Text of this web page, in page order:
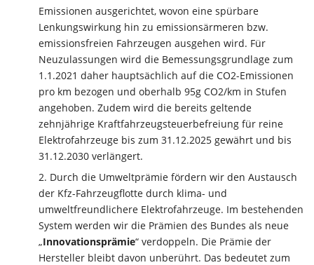
Emissionen ausgerichtet, wovon eine spürbare
Lenkungswirkung hin zu emissionsärmeren bzw.
emissionsfreien Fahrzeugen ausgehen wird. Für
Neuzulassungen wird die Bemessungsgrundlage zum
1.1.2021 daher hauptsächlich auf die CO2-Emissionen
pro km bezogen und oberhalb 95g CO2/km in Stufen
angehoben. Zudem wird die bereits geltende
zehnjährige Kraftfahrzeugsteuerbefreiung für reine
Elektrofahrzeuge bis zum 31.12.2025 gewährt und bis
31.12.2030 verlängert.
Durch die Umweltprämie fördern wir den Austausch
der Kfz-Fahrzeugflotte durch klima- und
umweltfreundlichere Elektrofahrzeuge. Im bestehenden
System werden wir die Prämien des Bundes als neue
„Innovationsprämie“ verdoppeln. Die Prämie der
Hersteller bleibt davon unberührt. Das bedeutet zum